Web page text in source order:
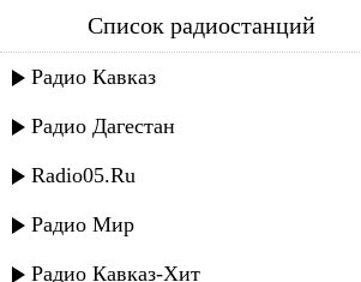
мадина домбаева - дагийта дог
Список радиостанций
Радио Кавказ
Радио Дагестан
Radio05.Ru
Радио Мир
Радио Кавказ-Хит
Мадина Домбаева - Догу дог